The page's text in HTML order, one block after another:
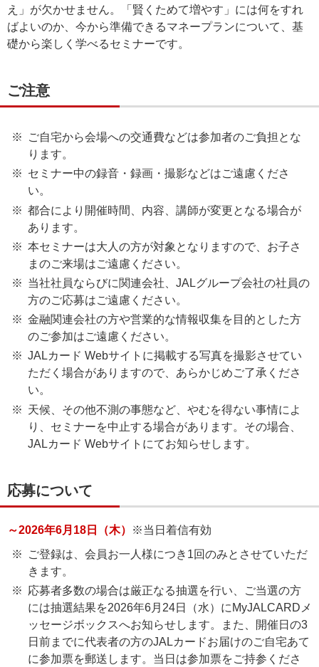
え」が欠かせません。「賢くためて増やす」には何をすれ
ばよいのか、今から準備できるマネープランについて、基
礎から楽しく学べるセミナーです。
ご注意
ご自宅から会場への交通費などは参加者のご負担とな
ります。
セミナー中の録音・録画・撮影などはご遠慮くださ
い。
都合により開催時間、内容、講師が変更となる場合が
あります。
本セミナーは大人の方が対象となりますので、お子さ
まのご来場はご遠慮ください。
当社社員ならびに関連会社、JALグループ会社の社員の
方のご応募はご遠慮ください。
金融関連会社の方や営業的な情報収集を目的とした方
のご参加はご遠慮ください。
JALカード Webサイトに掲載する写真を撮影させてい
ただく場合がありますので、あらかじめご了承くださ
い。
天候、その他不測の事態など、やむを得ない事情によ
り、セミナーを中止する場合があります。その場合、
JALカード Webサイトにてお知らせします。
応募について
～2026年6月18日（木）
※当日着信有効
ご登録は、会員お一人様につき1回のみとさせていただ
きます。
応募者多数の場合は厳正なる抽選を行い、ご当選の方
には抽選結果を2026年6月24日（水）にMyJALCARDメ
ッセージボックスへお知らせします。また、開催日の3
日前までに代表者の方のJALカードお届けのご自宅あて
に参加票を郵送します。当日は参加票をご持参くださ